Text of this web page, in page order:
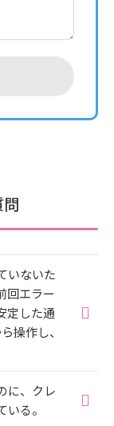
いないた
回エラー
定した通
操作し、
に、クレ
る。